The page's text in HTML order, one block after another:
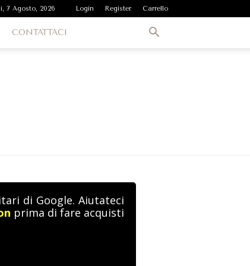
7 Agosto, 2026 Login Register Carrello
CONTATTACI
di Google. Aiutateci
prima di fare acquisti